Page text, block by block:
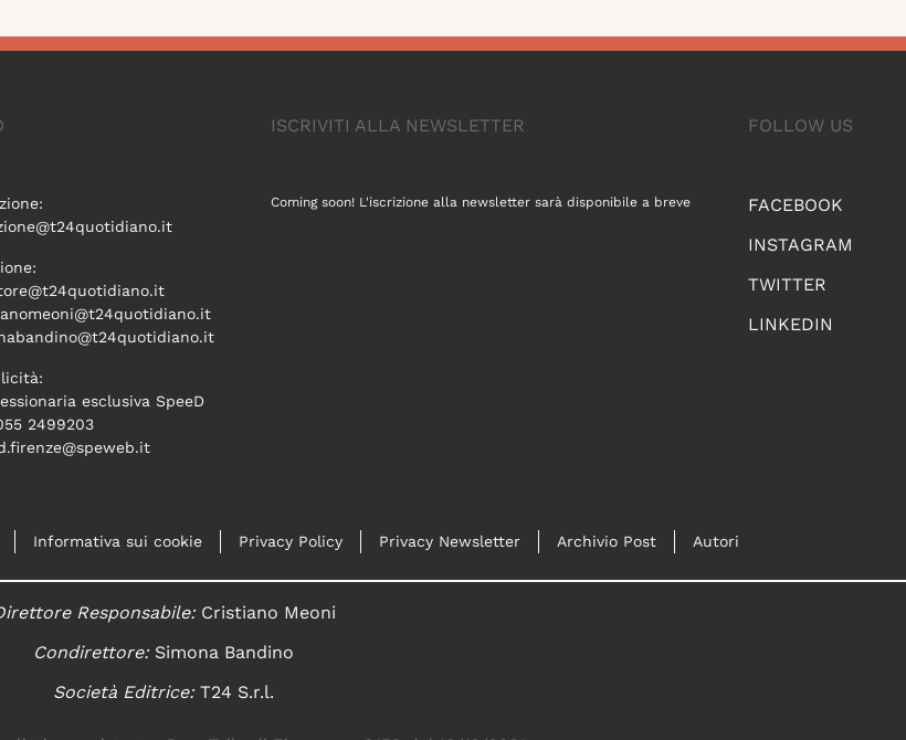
esclusiva SpeeD
2499203
FOLLOW US
FACEBOOK
INSTAGRAM
TWITTER
LINKEDIN
ISCRIVITI ALLA NEWSLETTER
Coming soon! L'iscrizione alla newsletter sarà disponibile a breve
Informativa sui cookie Privacy Policy Privacy Newsletter Archivio Post Autori
Responsabile:Cristiano Meoni
Condirettore:Simona Bandino
Società Editrice:T24 S.r.l.